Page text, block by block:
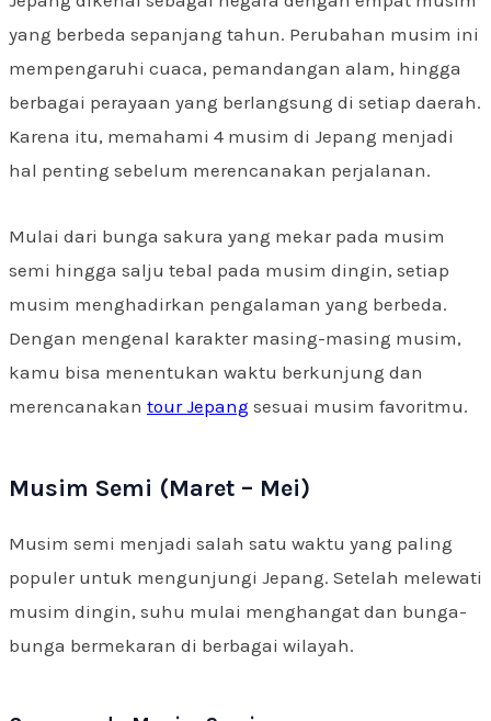
yang berbeda sepanjang tahun. Perubahan musim ini
mempengaruhi cuaca, pemandangan alam, hingga
berbagai perayaan yang berlangsung di setiap daerah.
Karena itu, memahami 4 musim di Jepang menjadi
hal penting sebelum merencanakan perjalanan.
Mulai dari bunga sakura yang mekar pada musim
semi hingga salju tebal pada musim dingin, setiap
musim menghadirkan pengalaman yang berbeda.
Dengan mengenal karakter masing-masing musim,
kamu bisa menentukan waktu berkunjung dan
merencanakan tour Jepang sesuai musim favoritmu.
Musim Semi (Maret – Mei)
Musim semi menjadi salah satu waktu yang paling
populer untuk mengunjungi Jepang. Setelah melewati
musim dingin, suhu mulai menghangat dan bunga-
bunga bermekaran di berbagai wilayah.